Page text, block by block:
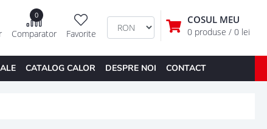
COSUL MEU
0 produse / 0 lei
Favorite
0
Comparator
CATALOG CALOR DESPRE NOI CONTACT